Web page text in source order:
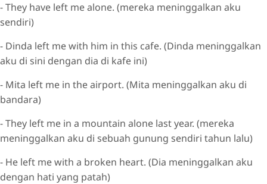
- They have left me alone. (mereka meninggalkan aku
sendiri)
- Dinda left me with him in this cafe. (Dinda meninggalkan
aku di sini dengan dia di kafe ini)
- Mita left me in the airport. (Mita meninggalkan aku di
bandara)
- They left me in a mountain alone last year. (mereka
meninggalkan aku di sebuah gunung sendiri tahun lalu)
- He left me with a broken heart. (Dia meninggalkan aku
dengan hati yang patah)